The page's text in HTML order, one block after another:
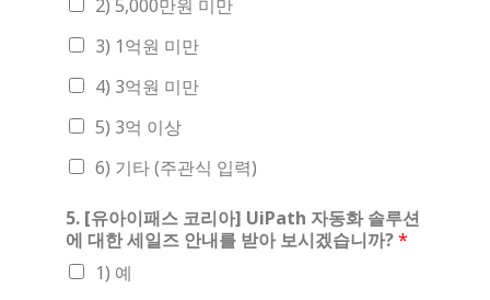
2) 5,000만원 미만
3) 1억원 미만
4) 3억원 미만
5) 3억 이상
6) 기타 (주관식 입력)
5. [유아이패스 코리아] UiPath 자동화 솔루션
에 대한 세일즈 안내를 받아 보시겠습니까?*
1) 예